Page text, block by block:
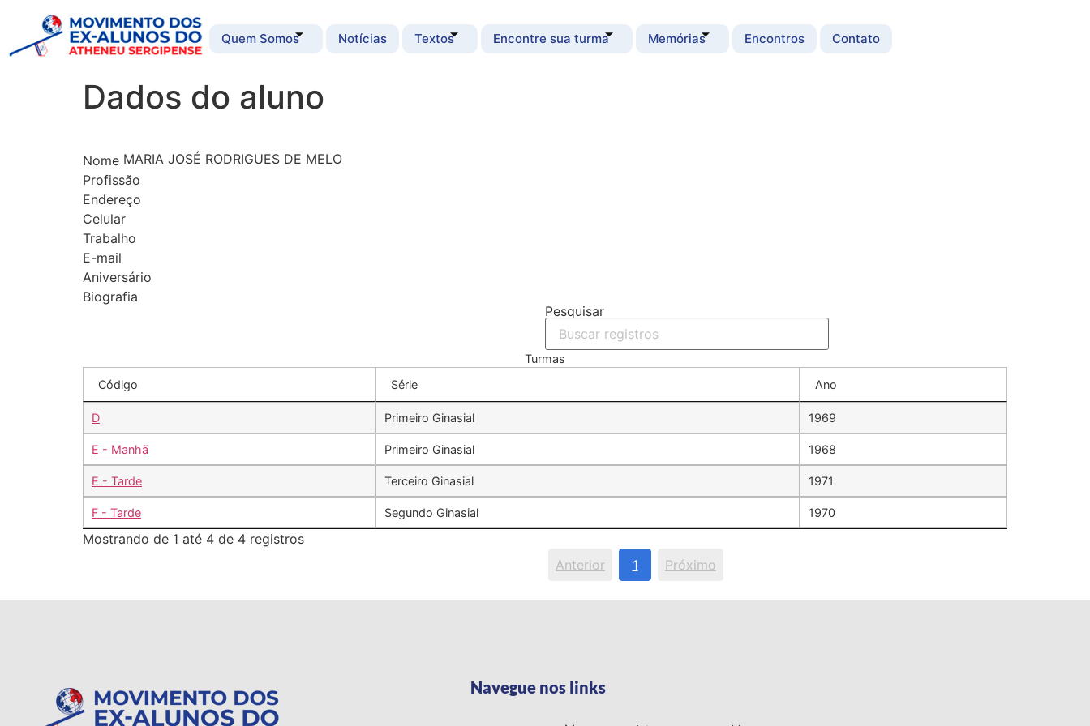
Quem Somos Notícias Textos Encontre sua turma Memórias Encontros Contato
Dados do aluno
Nome MARIA JOSÉ RODRIGUES DE MELO
Profissão
Endereço
Celular
Trabalho
E-mail
Aniversário
Biografia
Pesquisar
Turmas
Código
Série Ano
D Primeiro Ginasial 1969
E - Manhã Primeiro Ginasial 1968
E - Tarde Terceiro Ginasial 1971
F - Tarde Segundo Ginasial 1970
Mostrando de 1 até 4 de 4 registros
Anterior
1 Próximo
Navegue nos links